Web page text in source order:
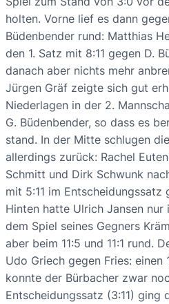
holten. Vorne lief es dann
Büdenbender rund: Matthias
den 1. Satz mit 8:11 gegen D.
danach aber nichts mehr
Jürgen Gräf zeigte sich gut
Niederlagen in der 2.
G. Büdenbender, so dass es
stand. In der Mitte schlugen
allerdings zurück: Rachel
Schmitt und Dirk Schwunk
mit 5:11 im Entscheidungssatz
Hinten hatte Ulrich Jansen nur
dem Spiel seines Gegners
aber beim 11:5 und 11:1 rund.
Udo Griech gegen Fries: einen
konnte der Bürbacher zwar
Entscheidungssatz (3:11) ging